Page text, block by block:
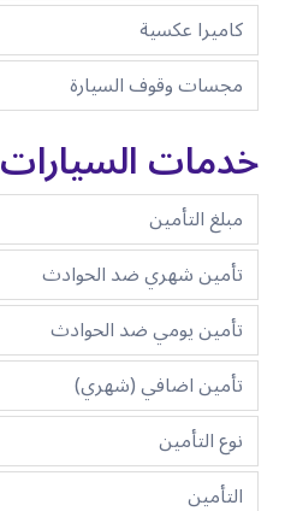
كاميرا عكسية
مجسات وقوف السيارة
خدمات السيارات
مبلغ التأمين
تأمين شهري ضد الحوادث
تأمين يومي ضد الحوادث
تأمين اضافي (شهري)
نوع التأمين
التأمين